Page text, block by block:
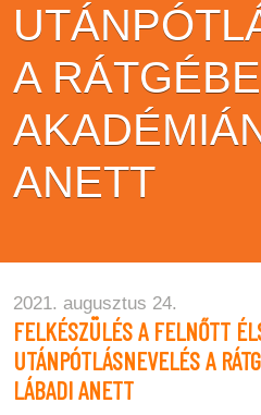
A
ANETT
2021. augusztus 24.
FELKÉSZÜLÉS A FELNŐTT
UTÁNPÓTLÁSNEVELÉS A
LÁBADI ANETT